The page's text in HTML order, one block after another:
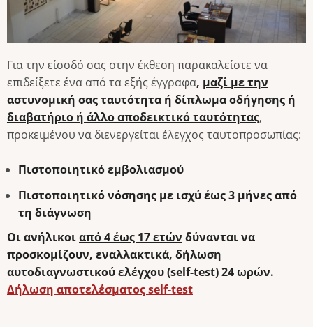
Για την είσοδό σας στην έκθεση παρακαλείστε να
επιδείξετε ένα από τα εξής έγγραφα, μαζί με την
αστυνομική σας ταυτότητα ή δίπλωμα οδήγησης ή
διαβατήριο ή άλλο αποδεικτικό ταυτότητας,
προκειμένου να διενεργείται έλεγχος ταυτοπροσωπίας:
Πιστοποιητικό εμβολιασμού
Πιστοποιητικό νόσησης με ισχύ έως 3 μήνες από
τη διάγνωση
Οι ανήλικοιαπό 4 έως 17 ετών δύνανται να
προσκομίζουν, εναλλακτικά, δήλωση
αυτοδιαγνωστικού ελέγχου (self-test) 24 ωρών.
Δήλωση αποτελέσματος self-test